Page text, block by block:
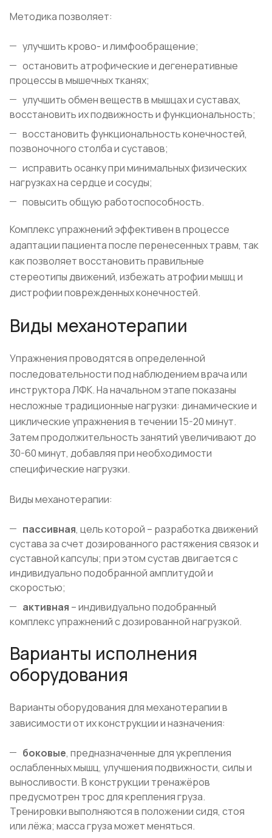
Методика позволяет:
улучшить крово- и лимфообращение;
остановить атрофические и дегенеративные
процессы в мышечных тканях;
улучшить обмен веществ в мышцах и суставах,
восстановить их подвижность и функциональность;
восстановить функциональность конечностей,
позвоночного столба и суставов;
исправить осанку при минимальных физических
нагрузках на сердце и сосуды;
повысить общую работоспособность.
Комплекс упражнений эффективен в процессе
адаптации пациента после перенесенных травм, так
как позволяет восстановить правильные
стереотипы движений, избежать атрофии мышц и
дистрофии поврежденных конечностей.
Виды механотерапии
Упражнения проводятся в определенной
последовательности под наблюдением врача или
инструктора ЛФК. На начальном этапе показаны
несложные традиционные нагрузки: динамические и
циклические упражнения в течении 15-20 минут.
Затем продолжительность занятий увеличивают до
30-60 минут, добавляя при необходимости
специфические нагрузки.
Виды механотерапии:
пассивная, цель которой – разработка движений
сустава за счет дозированного растяжения связок и
суставной капсулы; при этом сустав двигается с
индивидуально подобранной амплитудой и
скоростью;
активная – индивидуально подобранный
комплекс упражнений с дозированной нагрузкой.
Варианты исполнения
оборудования
Варианты оборудования для механотерапии в
зависимости от их конструкции и назначения:
боковые, предназначенные для укрепления
ослабленных мышц, улучшения подвижности, силы и
выносливости. В конструкции тренажёров
предусмотрен трос для крепления груза.
Тренировки выполняются в положении сидя, стоя
или лёжа; масса груза может меняться.